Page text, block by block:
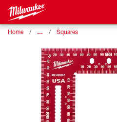
Home … Squares